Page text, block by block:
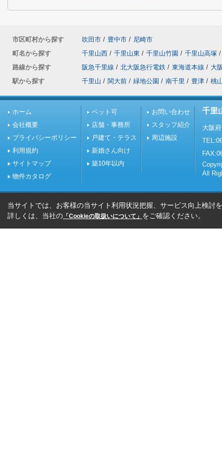
市区町村から探す 吹田市 / 豊中市 / 尼崎市
町名から探す
千里山西 / 千里山東 / 千里山竹園 / 千里山高塚 /
路線から探す
阪急千里線 / 北大阪急行電鉄 / 東海道本線 / 大
駅から探す
千里山 / 関大前 / 緑地公園 / 南千里 / 豊津 / 桃
ホーム
会社概要
プライバシーポリシー
利用規約
サイトマップ
物件カタログ
ペット可
店舗・事務所
戸建て・テラス
新婚さん向け
築10年以内
お問い合わせ
スタッフ紹介
周辺施設
千里
大阪
All
当サイトでは、お客様の当サイト利用状況把握、サービス向上検討
詳しくは、当社の 「Cookieの取扱いについて」 をご確認ください。